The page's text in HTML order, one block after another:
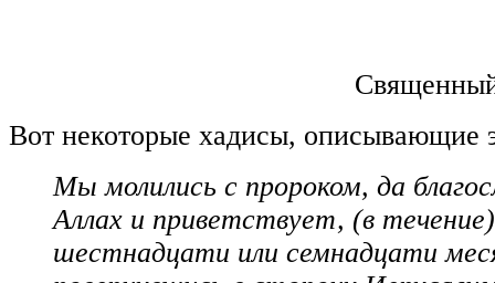
Вот некоторые хадисы, описывающие
Мы молились с пророком, да
Аллах и приветствует, (в течение)
шестнадцати или семнадцати